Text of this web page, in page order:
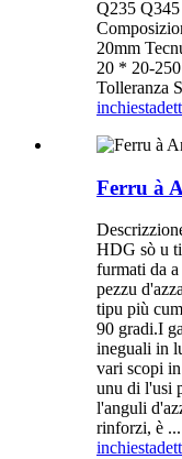
Q235 Q345
20mm
20 * 20-
Tolleranza
inchiesta
Ferru à
HDG sò u
furmati da
pezzu
tipu più
90 gradi.I
ineguali in
vari scopi
unu di l'usi
l'anguli
rinforzi, è ...
inchiesta